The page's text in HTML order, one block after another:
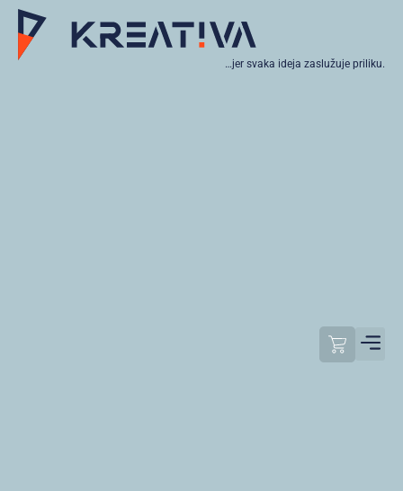
…jer svaka ideja zaslužuje priliku.